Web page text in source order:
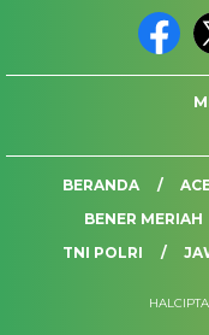
BERANDA
BENER MERIAH
TNI POLRI